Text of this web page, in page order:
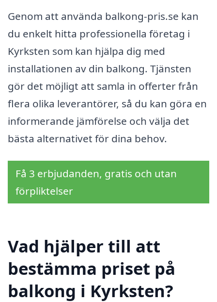
Genom att använda balkong-pris.se kan
du enkelt hitta professionella företag i
Kyrksten som kan hjälpa dig med
installationen av din balkong. Tjänsten
gör det möjligt att samla in offerter från
flera olika leverantörer, så du kan göra en
informerande jämförelse och välja det
bästa alternativet för dina behov.
Få 3 erbjudanden, gratis och utan
förpliktelser
Vad hjälper till att
bestämma priset på
balkong i Kyrksten?